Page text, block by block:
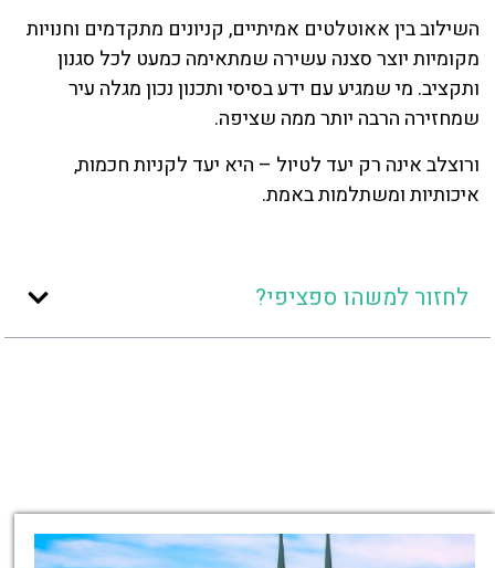
השילוב בין אאוטלטים אמיתיים, קניונים מתקדמים וחנויות
מקומיות יוצר סצנה עשירה שמתאימה כמעט לכל סגנון
ותקציב. מי שמגיע עם ידע בסיסי ותכנון נכון מגלה עיר
שמחזירה הרבה יותר ממה שציפה.
ורוצלב אינה רק יעד לטיול – היא יעד לקניות חכמות,
איכותיות ומשתלמות באמת.
לחזור למשהו ספציפי?